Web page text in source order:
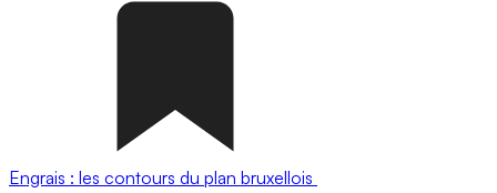
Engrais : les contours du plan bruxellois